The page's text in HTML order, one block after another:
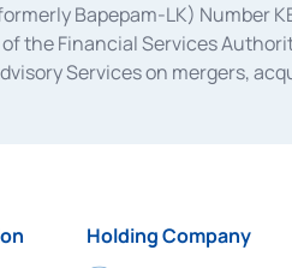
Bapepam-LK) Number
the Financial Services
Services on mergers,
2014, a business license as
Holding Company